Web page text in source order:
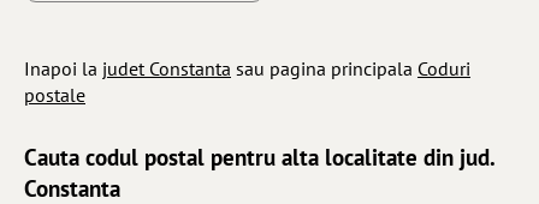
Inapoi la judet Constanta sau pagina principala Coduri
postale
Cauta codul postal pentru alta localitate din jud.
Constanta